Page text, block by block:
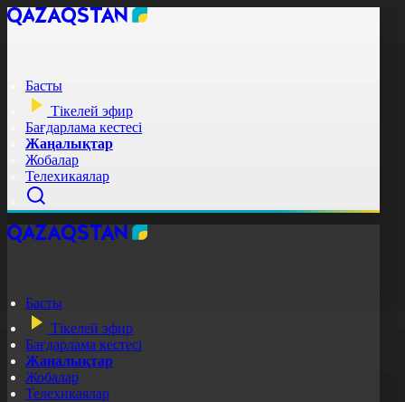
Басты
Тікелей эфир
Бағдарлама кестесі
Жаңалықтар
Жобалар
Телехикаялар
Басты
Тікелей эфир
Бағдарлама кестесі
Жаңалықтар
Жобалар
Телехикаялар